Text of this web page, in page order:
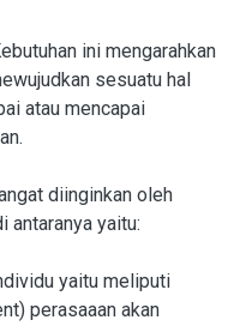
ini mengarahkan
sesuatu hal
atau mencapai
diinginkan oleh
antaranya yaitu:
yaitu meliputi
perasaaan akan